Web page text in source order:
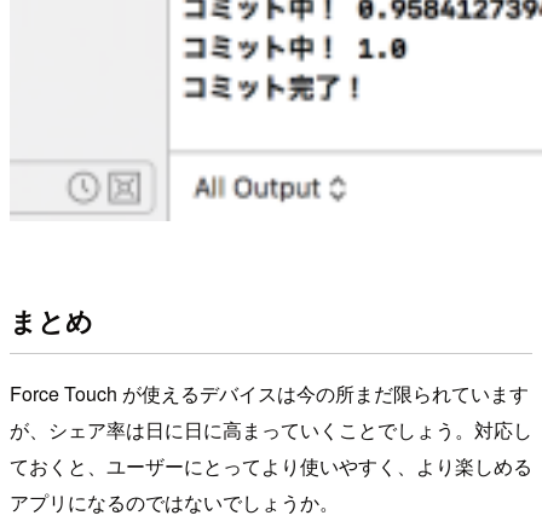
まとめ
Force Touch が使えるデバイスは今の所まだ限られています
が、シェア率は日に日に高まっていくことでしょう。対応し
ておくと、ユーザーにとってより使いやすく、より楽しめる
アプリになるのではないでしょうか。